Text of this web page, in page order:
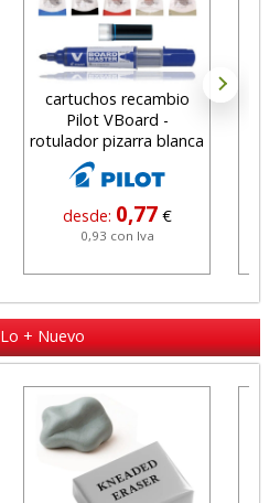
cartuchos recambio
Pilot VBoard -
rotulador pizarra blanca
desde: 0,77 €
0,93 con Iva
Lo + Nuevo